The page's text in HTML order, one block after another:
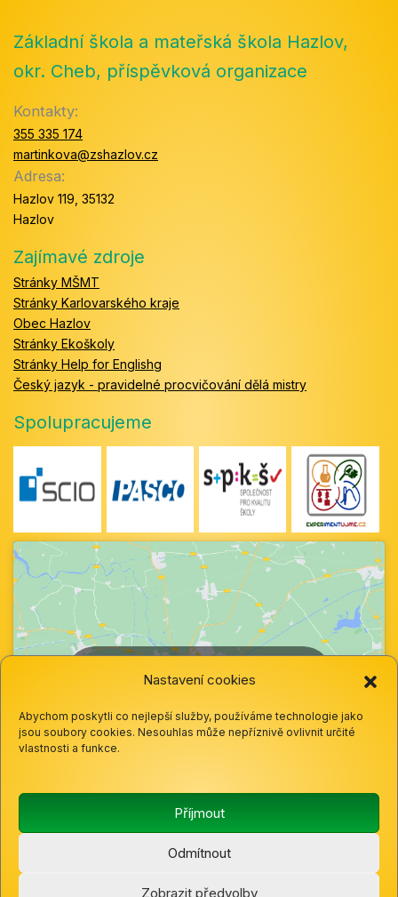
Nastavení cookies
Abychom poskytli co nejlepší služby, používáme technologie jako
jsou soubory cookies. Nesouhlas může nepříznivě ovlivnit určité
vlastnosti a funkce.
Příjmout
Odmítnout
Zobrazit předvolby
Základní škola a mateřská škola Hazlov,
okr. Cheb, příspěvková organizace
Kontakty:
355 335 174
martinkova@zshazlov.cz
Adresa:
Hazlov 119, 35132
Hazlov
Zajímavé zdroje
Stránky MŠMT
Stránky Karlovarského kraje
Obec Hazlov
Stránky Ekoškoly
Stránky Help for Englishg
Český jazyk - pravidelné procvičování dělá mistry
Spolupracujeme
cookie a povolte tento obsah